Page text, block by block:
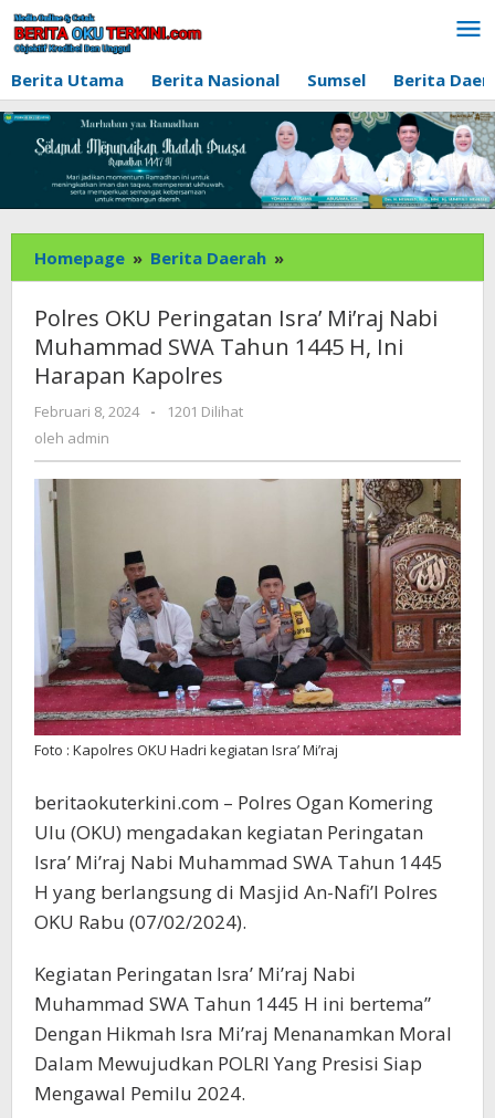
Lewati
ke
konten
Berita Utama
Berita Nasional Sumsel Berita
Homepage » Berita Daerah »
OKU
Isra’
Mi’raj
1445
Harapan
Kapolres
Polres OKU Peringatan Isra’ Mi’raj Nabi
Muhammad SWA Tahun 1445 H, Ini
Harapan Kapolres
Februari 8, 2024
oleh
-
1201 Dilihat
oleh admin
Foto : Kapolres OKU Hadri kegiatan Isra’ Mi’raj
beritaokuterkini.com – Polres Ogan Komering
Ulu (OKU) mengadakan kegiatan Peringatan
Isra’ Mi’raj Nabi Muhammad SWA Tahun 1445
H yang berlangsung di Masjid An-Nafi’I Polres
OKU Rabu (07/02/2024).
Kegiatan Peringatan Isra’ Mi’raj Nabi
Muhammad SWA Tahun 1445 H ini bertema”
Dengan Hikmah Isra Mi’raj Menanamkan Moral
Dalam Mewujudkan POLRI Yang Presisi Siap
Mengawal Pemilu 2024.